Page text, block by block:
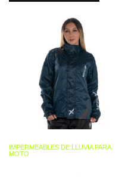
IMPERMEABLES DE LLUVIA PARA
MOTO